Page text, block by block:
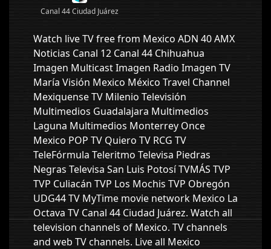
Canal 44 Ciudad Juárez
Watch live TV free from Mexico ADN 40 AMX
Noticias Canal 12 Canal 44 Chihuahua
Imagen Multicast Imagen Radio Imagen TV
María Visión Mexico México Travel Channel
Mexiquense TV Milenio Televisión
Multimedios Guadalajara Multimedios
Laguna Multimedios Monterrey Once
Mexico POP TV Quiero TV RCG TV
TeleFórmula Teleritmo Televisa Piedras
Negras Televisa San Luis Potosí TVMÁS TVP
TVP Culiacán TVP Los Mochis TVP Obregón
UDG44 TV MyTime movie network Mexico La
Octava TV Canal 44 Ciudad Juárez. Watch all
television channels of Mexico. TV channels
and web TV channels. Live all Mexico